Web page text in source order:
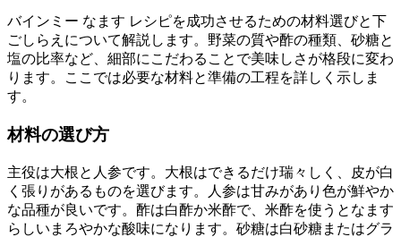
バインミー なます レシピを成功させるための材料選びと下
ごしらえについて解説します。野菜の質や酢の種類、砂糖と
塩の比率など、細部にこだわることで美味しさが格段に変わ
ります。ここでは必要な材料と準備の工程を詳しく示しま
す。
材料の選び方
主役は大根と人参です。大根はできるだけ瑞々しく、皮が白
く張りがあるものを選びます。人参は甘みがあり色が鮮やか
な品種が良いです。酢は白酢か米酢で、米酢を使うとなます
らしいまろやかな酸味になります。砂糖は白砂糖またはグラ